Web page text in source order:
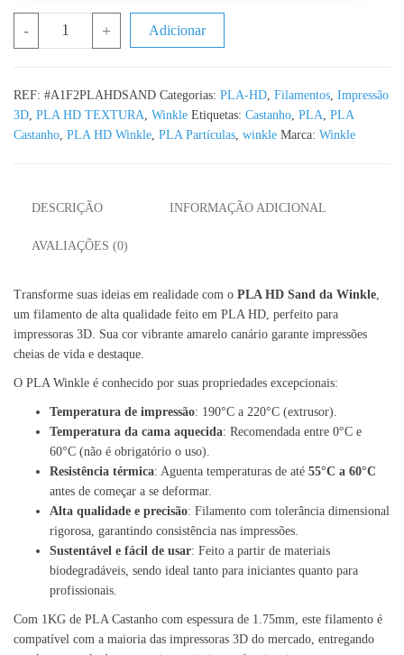
- + Adicionar
REF: #A1F2PLAHDSAND Categorias: PLA-HD Filamentos Impressão
3D PLA HD TEXTURA Winkle Etiquetas: Castanho PLA PLA
Castanho PLA HD Winkle PLA Partículas winkle Marca: Winkle
DESCRIÇÃO INFORMAÇÃO ADICIONAL
AVALIAÇÕES (0)
Transforme suas ideias em realidade com o PLA HD Sand da Winkle,
um filamento de alta qualidade feito em PLA HD, perfeito para
impressoras 3D. Sua cor vibrante amarelo canário garante impressões
cheias de vida e destaque.
O PLA Winkle é conhecido por suas propriedades excepcionais:
Temperatura de impressão: 190°C a 220°C (extrusor).
Temperatura da cama aquecida: Recomendada entre 0°C e
60°C (não é obrigatório o uso).
Resistência térmica: Aguenta temperaturas de até 55°C a 60°C
antes de começar a se deformar.
Alta qualidade e precisão: Filamento com tolerância dimensional
rigorosa, garantindo consistência nas impressões.
Sustentável e fácil de usar: Feito a partir de materiais
biodegradáveis, sendo ideal tanto para iniciantes quanto para
profissionais.
Com 1KG de PLA Castanho com espessura de 1.75mm, este filamento é
compatível com a maioria das impressoras 3D do mercado, entregando